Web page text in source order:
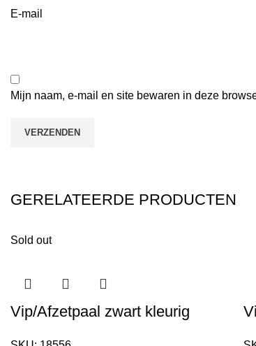
E-mail
Mijn naam, e-mail en site bewaren in deze
GERELATEERDE PRODUCTEN
Sold out
Vip/Afzetpaal zwart kleurig